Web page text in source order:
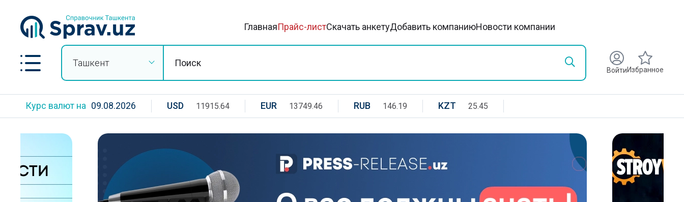
ГлавнаяПрайс-листСкачать анкетуДобавить компаниюНовости компании
Ташкент
ВойтиИзбранное
Курс валют на 09.08.2026 USD 11915.64 EUR 13749.46 RUB 146.19 KZT 25.45